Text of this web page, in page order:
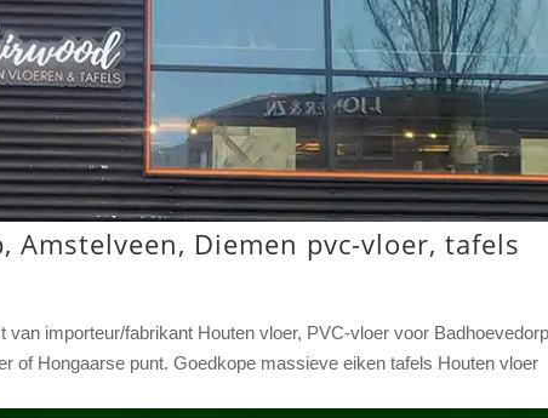
Amstelveen, Diemen pvc-vloer, tafels
van importeur/fabrikant Houten vloer, PVC-vloer voor
of Hongaarse punt. Goedkope massieve eiken tafels Houten vloer